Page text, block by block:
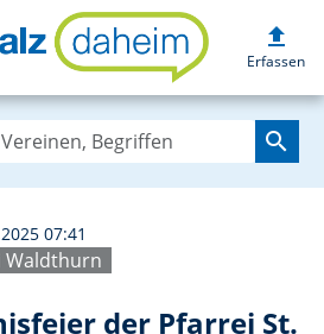
upload
Erfassen
search
Waldthurn
07:41
der Pfarrei St.